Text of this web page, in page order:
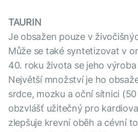
TAURIN
Je obsažen pouze v
Může se také syntetizovat v
40. roku života se jeho
Největší množství je ho
srdce, mozku a oční sítnici (50
obzvlášť užitečný pro
zlepšuje krevní oběh a cévní